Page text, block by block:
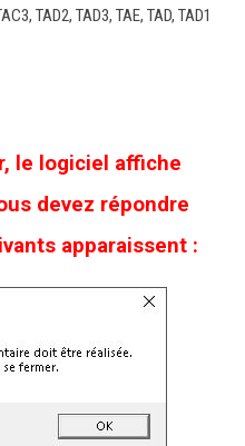
TAD2, TAD3, TAE, TAD, TAD1
le logiciel affiche
devez répondre
apparaissent :